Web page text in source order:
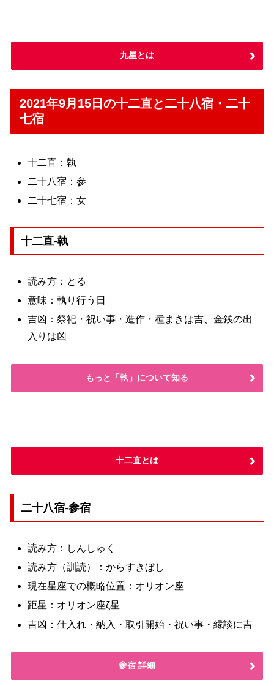
九星とは
2021年9月15日の十二直と二十八宿・二十
七宿
十二直：執
二十八宿：参
二十七宿：女
十二直-執
読み方：とる
意味：執り行う日
吉凶：祭祀・祝い事・造作・種まきは吉、金銭の出
入りは凶
もっと「執」について知る
十二直とは
二十八宿-参宿
読み方：しんしゅく
読み方（訓読）：からすきぼし
現在星座での概略位置：オリオン座
距星：オリオン座ζ星
吉凶：仕入れ・納入・取引開始・祝い事・縁談に吉
参宿 詳細